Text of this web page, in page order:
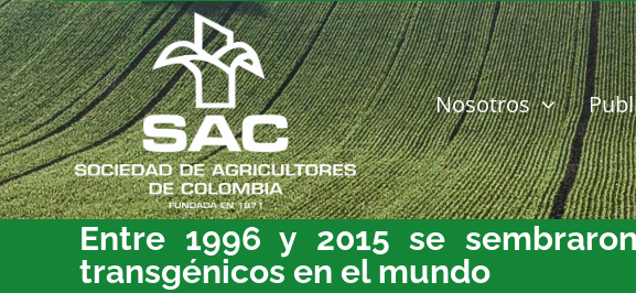
Saltar
al
contenido
Nosotros
Entre 1996 y 2015 se
transgénicos en el mundo